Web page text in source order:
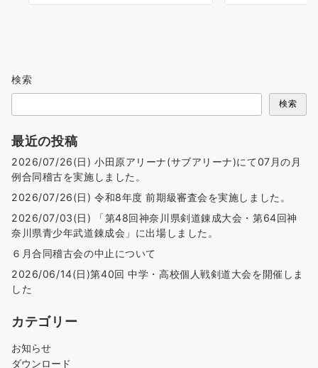
検索
検索
最近の投稿
2026/07/26(日) 小田原アリーナ(サブアリーナ)にて07月の月
例合同稽古を実施しました。
2026/07/26(日) 令和8年度 前期級審査会を実施しました。
2026/07/03(日) 「第48回神奈川県剣道錬成大会・第64回神
奈川県青少年武道錬成会」に出場しました。
６月合同稽古会の中止について
2026/06/14(日)第40回 中学・高校個人戦剣道大会を開催しま
した
カテゴリー
お知らせ
ダウンロード